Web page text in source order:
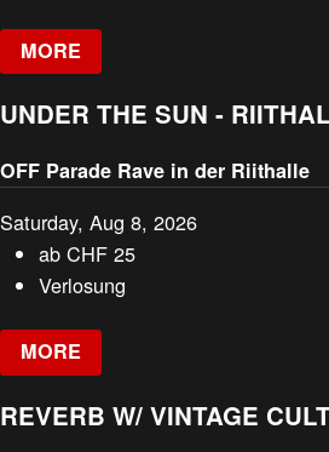
MORE
UNDER THE SUN -
OFF Parade Rave in der Riithalle
Saturday, Aug 8, 2026
abCHF 25
Verlosung
MORE
REVERB W/ VINTAGE